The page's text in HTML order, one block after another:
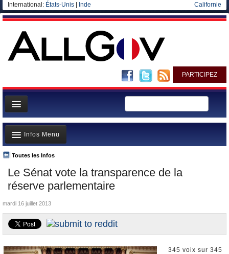
International: États-Unis Inde Californie
PARTICIPEZ
Page d'accueil
Infos
Gouvernement
Ministères/Directions
Blog
Elections européennes
Le Sénat vote la transparence de la
réserve parlementaire
Toutes les Infos
Infos Menu
A la Une
Polémiques
Où va l’argent?
La France et le Monde
Nominations et Démissions
Elections européennes
mardi 16 juillet 2013
345 voix sur 345